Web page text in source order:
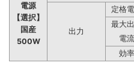
電源
【選択】
国産
500W
出力
定格
最大
電流
効率